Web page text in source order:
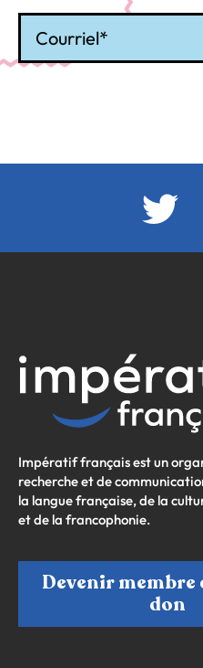
Impératif français est un
recherche et de
la langue française, de la
et de la francophonie.
Devenir membre
don